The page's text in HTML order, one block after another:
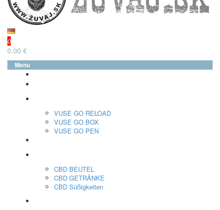
0
0.00 €
Menu
VUSE GO RELOAD
VUSE GO BOX
VUSE GO PEN
CBD BEUTEL
CBD GETRÄNKE
CBD Süßigkeiten